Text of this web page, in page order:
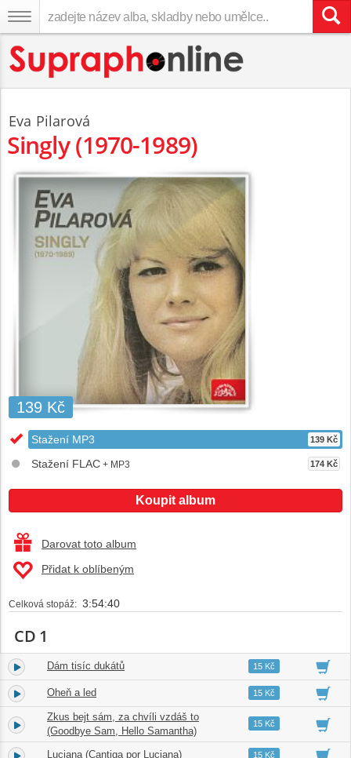
Eva Pilarová
Singly (1970-1989)
139 Kč
Stažení MP3 139 Kč
Stažení FLAC + MP3 174 Kč
Koupit album
Darovat toto album
Přidat k oblíbeným
Celková stopáž: 3:54:40
CD 1
1. Dám tisíc dukátů 02:5115 Kč
2. Oheň a led 04:0815 Kč
3.
Zkus bejt sám, za chvíli vzdáš to
(Goodbye Sam, Hello Samantha)
02:3615 Kč
4. Luciana (Cantiga por Luciana) 02:2615 Kč